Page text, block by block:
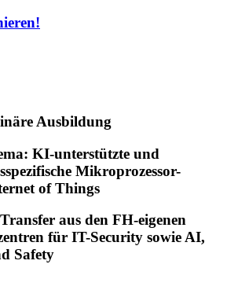
Ausbildung
KI-unterstützte und
Mikroprozessor-
of Things
aus den FH-eigenen
für IT-Security sowie AI,
Safety